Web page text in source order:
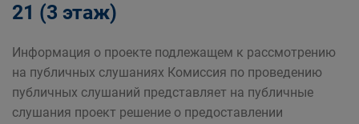
21 (3 этаж)
Информация о проекте подлежащем к рассмотрению
на публичных слушаниях Комиссия по проведению
публичных слушаний представляет на публичные
слушания проект решение о предоставлении